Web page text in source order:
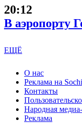
20:12
В аэропорту
ЕЩЁ
О нас
Реклама на
Контакты
Народная
Реклама